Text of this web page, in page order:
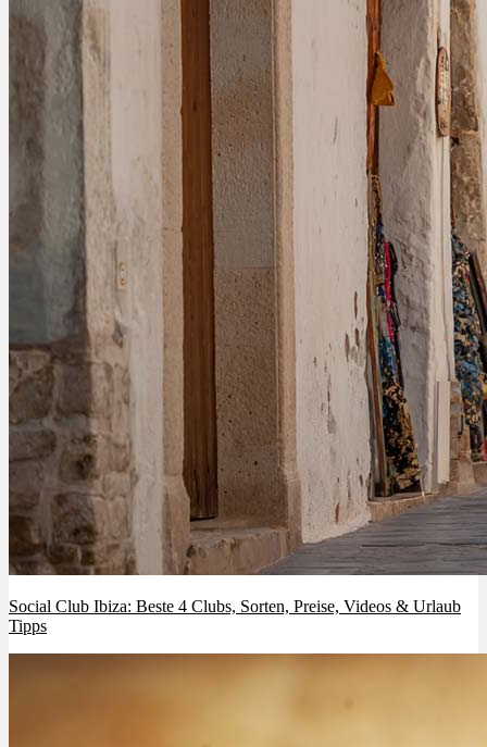
Social Club Ibiza: Beste 4 Clubs, Sorten, Preise, Videos & Urlaub
Tipps